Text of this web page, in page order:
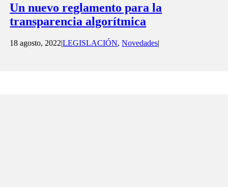
Un nuevo reglamento para la
transparencia algorítmica
18 agosto, 2022|LEGISLACIÓN,Novedades|